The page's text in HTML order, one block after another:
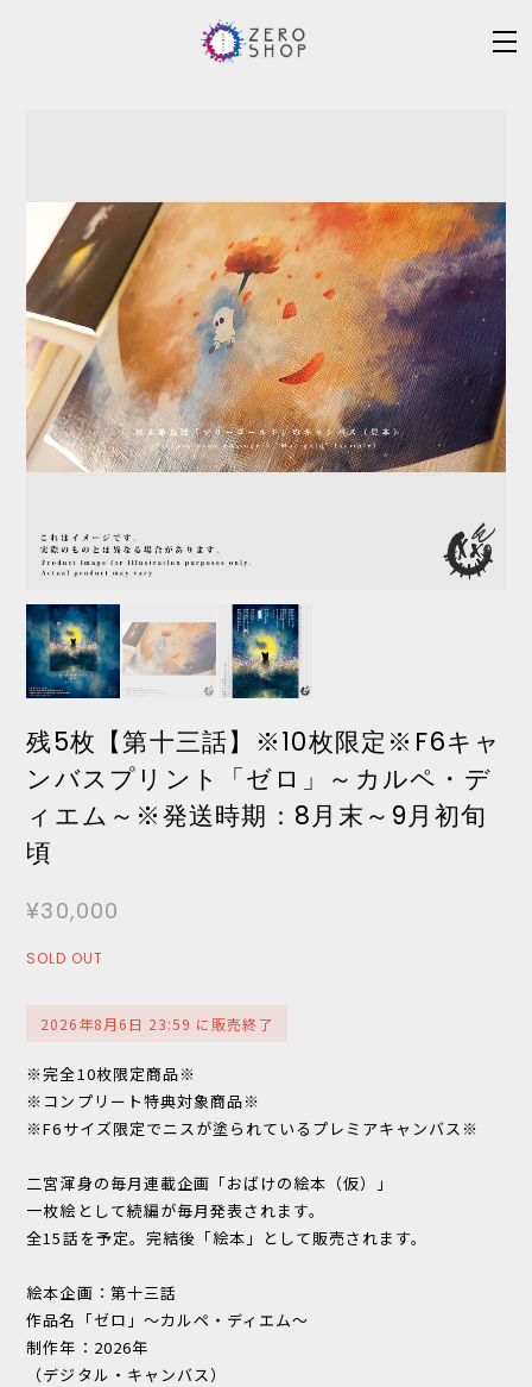
残5枚【第十三話】※10枚限定※F6キャ
ンバスプリント「ゼロ」～カルペ・デ
ィエム～※発送時期：8月末～9月初旬
頃
¥30,000
SOLD OUT
2026年8月6日 23:59 に販売終了
※完全10枚限定商品※
※コンプリート特典対象商品※
※F6サイズ限定でニスが塗られているプレミアキャンバス※
二宮渾身の毎月連載企画「おばけの絵本（仮）」
一枚絵として続編が毎月発表されます。
全15話を予定。完結後「絵本」として販売されます。
絵本企画：第十三話
作品名「ゼロ」～カルペ・ディエム～
制作年：2026年
（デジタル・キャンバス）